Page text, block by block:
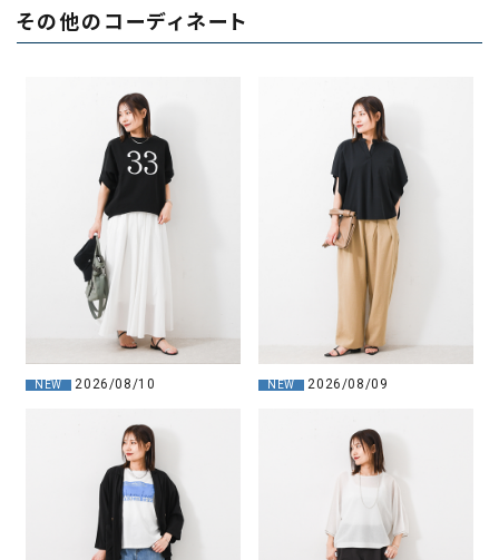
その他のコーディネート
NEW 2026/08/10 NEW 2026/08/09